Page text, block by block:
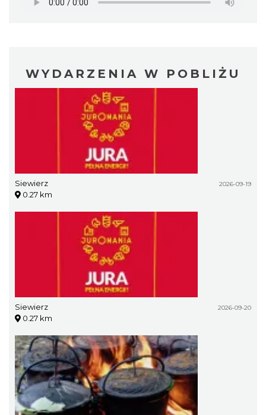
WYDARZENIA W POBLIŻU
Siewierz 2026-09-19
0.27 km
Siewierz 2026-09-20
0.27 km